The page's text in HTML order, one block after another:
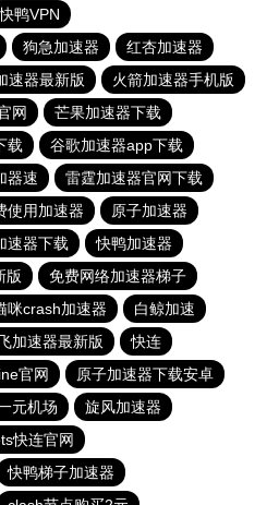
快鸭VPN
狗急加速器
红杏加速器
速器最新版
火箭加速器手机版
网
芒果加速器下载
载
谷歌加速器app下载
器速
雷霆加速器官网下载
使用加速器
原子加速器
速器下载
快鸭加速器
版
免费网络加速器梯子
咪crash加速器
白鲸加速
加速器最新版
快连
官网
原子加速器下载安卓
元机场
旋风加速器
快连官网
快鸭梯子加速器